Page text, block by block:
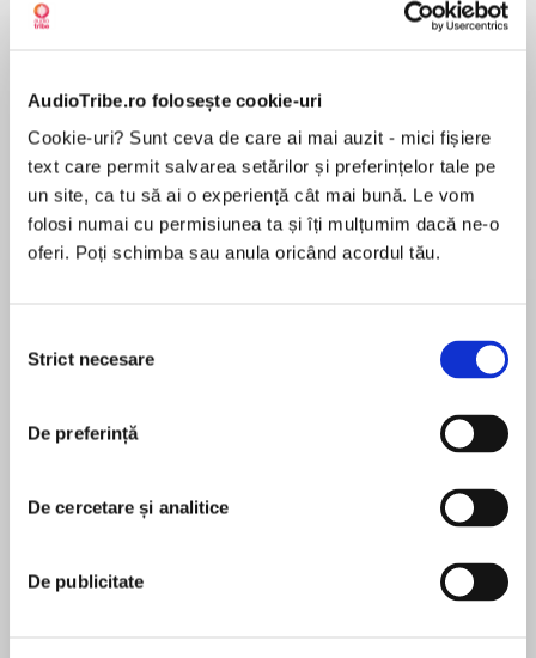
AudioTribe.ro folosește cookie-uri
Cookie-uri? Sunt ceva de care ai mai auzit - mici fișiere
text care permit salvarea setărilor și preferințelor tale pe
un site, ca tu să ai o experiență cât mai bună. Le vom
folosi numai cu permisiunea ta și îți mulțumim dacă ne-o
oferi. Poți schimba sau anula oricând acordul tău.
consimțământului
Strict necesare
De preferință
De cercetare și analitice
De publicitate
de...
Dani Francis
la...
Lauren Weisberger
Desprecarte
An Observer Best Debut of the Year
‘I loved this book’ JULIA ARMFIELD
În acest moment nu există recenzii
K Patrick
K Patrick is a writer based in Scotland. In 2023,
they were named an Observer Best Debut